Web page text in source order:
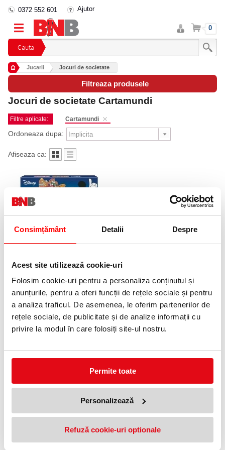
Consimțământ Detalii Despre
Acest site utilizează cookie-uri
Folosim cookie-uri pentru a personaliza conținutul și
anunțurile, pentru a oferi funcții de rețele sociale și pentru
a analiza traficul. De asemenea, le oferim partenerilor de
rețele sociale, de publicitate și de analize informații cu
privire la modul în care folosiți site-ul nostru.
Permite toate
Personalizează
Refuză cookie-uri optionale
Cauta
0372 552 601 Ajutor
Intra
in
cont
Cos 0
Jucarii Jocuri de societate
Filtreaza produsele
Jocuri de societate Cartamundi
Filtre aplicate: Cartamundi
Ordoneaza dupa:
Afiseaza ca:
120,00 lei
NOUTATI
OFERTE
Joc de societate Disney Portrait
Cartamundi